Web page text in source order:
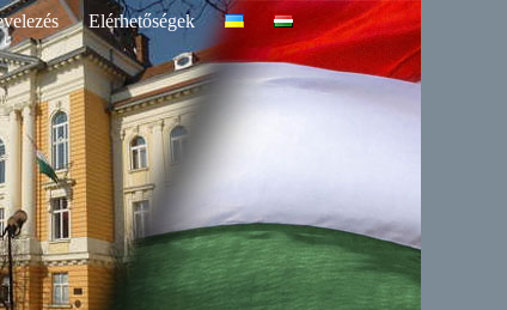
Elérhetőségek